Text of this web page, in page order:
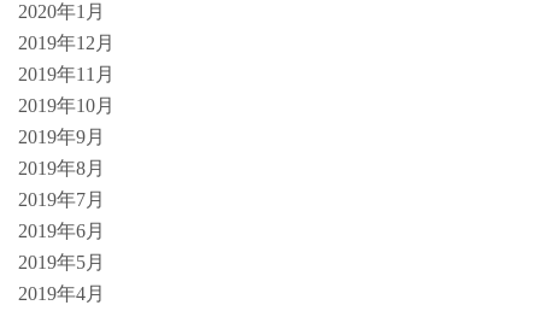
2020年1月
2019年12月
2019年11月
2019年10月
2019年9月
2019年8月
2019年7月
2019年6月
2019年5月
2019年4月